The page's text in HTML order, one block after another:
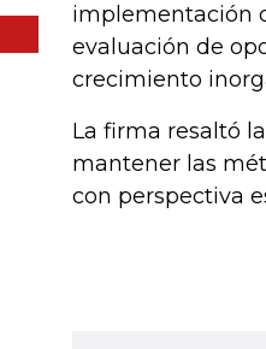
implementación
evaluación de
crecimiento
La firma resaltó
mantener las
con perspectiva